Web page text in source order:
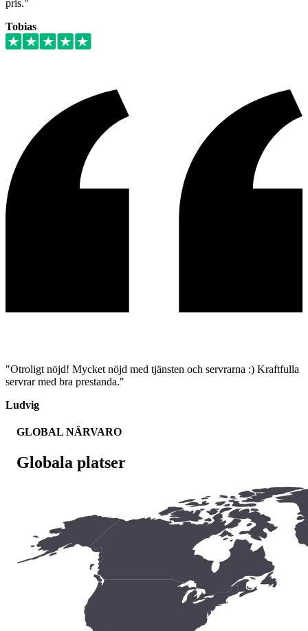
pris."
Tobias
"Otroligt nöjd! Mycket nöjd med tjänsten och servrarna :) Kraftfulla
servrar med bra prestanda."
Ludvig
GLOBAL NÄRVARO
Globala platser